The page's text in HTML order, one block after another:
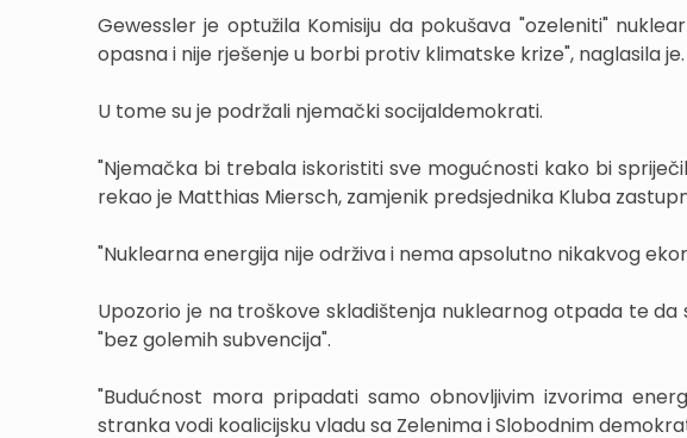
Gewessler je optužila Komisiju da pokušava "ozeleniti"
opasna i nije rješenje u borbi protiv klimatske krize", naglasila je.
U tome su je podržali njemački socijaldemokrati.
"Njemačka bi trebala iskoristiti sve mogućnosti kako bi
rekao je Matthias Miersch, zamjenik predsjednika Kluba
"Nuklearna energija nije održiva i nema apsolutno nikakvog
Upozorio je na troškove skladištenja nuklearnog otpada te
"bez golemih subvencija".
"Budućnost mora pripadati samo obnovljivim izvorima
stranka vodi koalicijsku vladu sa Zelenima i Slobodnim